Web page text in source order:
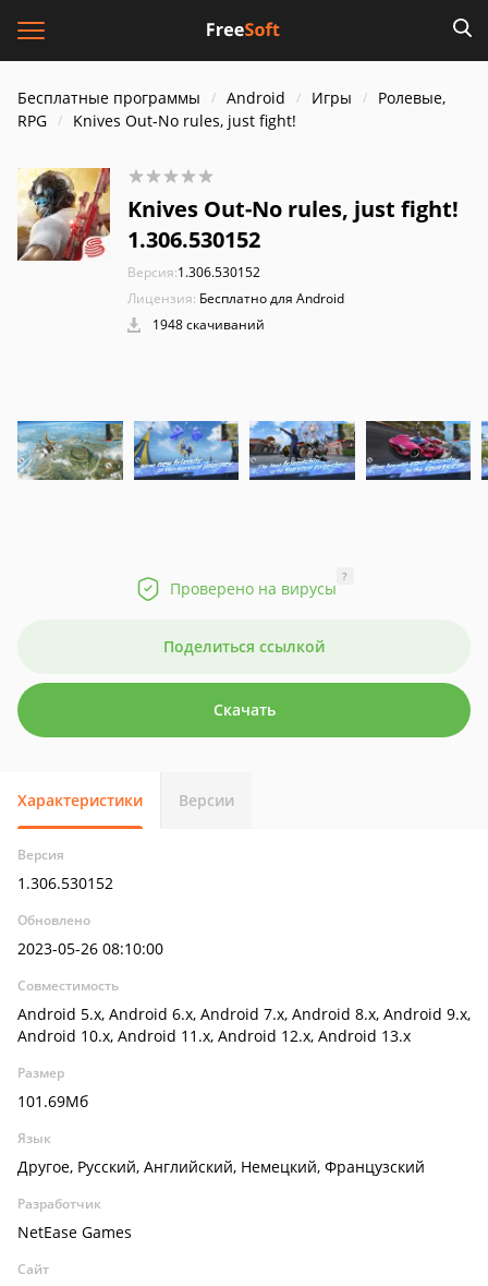
Бесплатные программы Android Игры
Ролевые,
RPG
Knives Out-No rules, just fight!
Knives Out-No rules, just fight!
1.306.530152
Версия:1.306.530152
Лицензия: Бесплатно для Android
1948 скачиваний
Проверено на вирусы
?
Поделиться ссылкой
Скачать
Характеристики Версии
Версия
1.306.530152
Обновлено
2023-05-26 08:10:00
Совместимость
Android 5.x, Android 6.x, Android 7.x, Android 8.x, Android 9.x,
Android 10.x, Android 11.x, Android 12.x, Android 13.x
Размер
101.69Мб
Язык
Другое, Русский, Английский, Немецкий, Французский
Разработчик
NetEase Games
Сайт